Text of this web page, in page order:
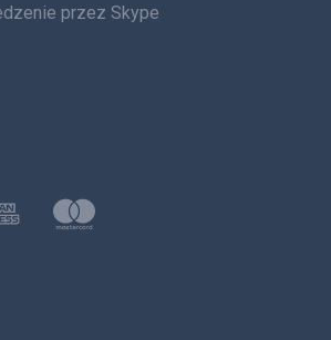
przez Skype